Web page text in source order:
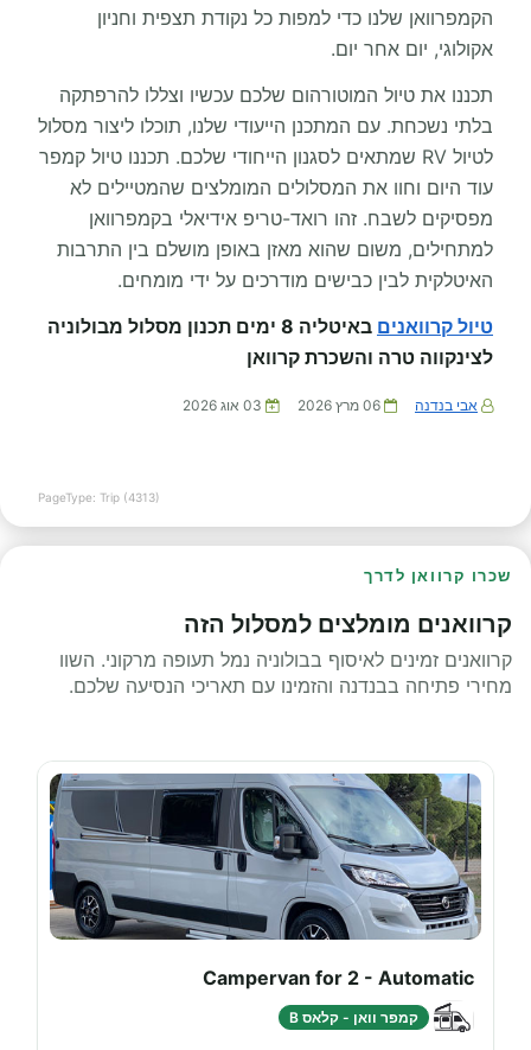
הקמפרוואן שלנו כדי למפות כל נקודת תצפית וחניון
אקולוגי, יום אחר יום.
תכננו את טיול המוטורהום שלכם עכשיו וצללו להרפתקה
בלתי נשכחת. עם המתכנן הייעודי שלנו, תוכלו ליצור מסלול
לטיול RV שמתאים לסגנון הייחודי שלכם. תכננו טיול קמפר
עוד היום וחוו את המסלולים המומלצים שהמטיילים לא
מפסיקים לשבח. זהו רואד-טריפ אידיאלי בקמפרוואן
למתחילים, משום שהוא מאזן באופן מושלם בין התרבות
האיטלקית לבין כבישים מודרכים על ידי מומחים.
טיול קרוואנים
באיטליה 8 ימים תכנון מסלול מבולוניה
לצינקווה טרה והשכרת קרוואן
אבי בנדנה 06 מרץ 2026 03 אוג 2026
PageType: Trip (4313)
שכרו קרוואן לדרך
קרוואנים מומלצים למסלול הזה
קרוואנים זמינים לאיסוף בבולוניה נמל תעופה מרקוני. השוו
מחירי פתיחה בבנדנה והזמינו עם תאריכי הנסיעה שלכם.
Campervan for 2 - Automatic
קמפר וואן - קלאס B